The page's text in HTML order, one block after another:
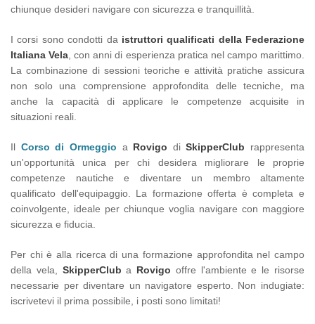
chiunque desideri navigare con sicurezza e tranquillità.
I corsi sono condotti da istruttori qualificati della Federazione
Italiana Vela , con anni di esperienza pratica nel campo marittimo.
La combinazione di sessioni teoriche e attività pratiche assicura
non solo una comprensione approfondita delle tecniche, ma
anche la capacità di applicare le competenze acquisite in
situazioni reali.
Il Corso di Ormeggio a Rovigo diSkipperClub rappresenta
un'opportunità unica per chi desidera migliorare le proprie
competenze nautiche e diventare un membro altamente
qualificato dell'equipaggio. La formazione offerta è completa e
coinvolgente, ideale per chiunque voglia navigare con maggiore
sicurezza e fiducia.
Per chi è alla ricerca di una formazione approfondita nel campo
della vela, SkipperClub a Rovigo offre l'ambiente e le risorse
necessarie per diventare un navigatore esperto. Non indugiate:
iscrivetevi il prima possibile, i posti sono limitati!